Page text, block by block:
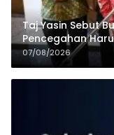
Taj Yasin Sebut
Pencegahan
Pesantren
07/08/2026